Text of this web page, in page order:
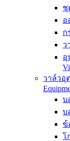
ชุ
อ
ก
ว
อุ
วาล์วอุ
บ
บ
ข้
โ